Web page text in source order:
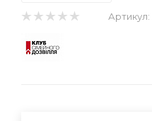
Артикул: